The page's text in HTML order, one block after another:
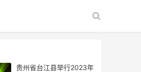
贵州省台江县举行2023年